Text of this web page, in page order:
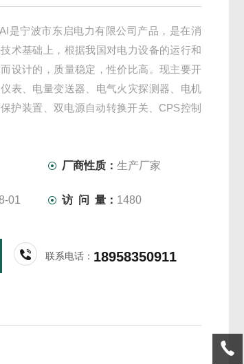
是宁波市东启电力有限公司产品，是在消
术基础上，根据我国对电力设备的运行和
设计的，质量稳定，性价比高。现主要开
表、电量变送器、电气火灾探测器、电机
护装置、双电源自动转换开关、CPS控制
厂商性质：生产厂家
01 访 问 量： 1480
联系电话： 18958350911